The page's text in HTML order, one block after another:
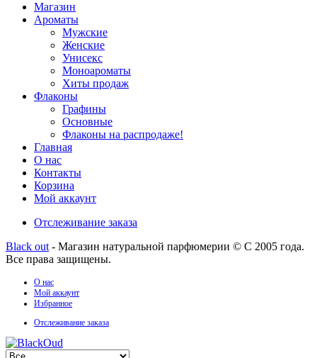
Магазин
Ароматы
Мужские
Женские
Унисекс
Моноароматы
Хиты продаж
Флаконы
Графины
Основные
Флаконы на распродаже!
Главная
О нас
Контакты
Корзина
Мой аккаунт
Отслеживание заказа
Black out - Магазин натуральной парфюмерии © С 2005 года.
Все права защищены.
О нас
Мой аккаунт
Избранное
Отслеживание заказа